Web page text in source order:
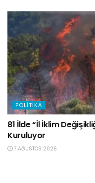
POLITIKA
81 İlde “İl İklim
Kuruluyor
7 AĞUSTOS 2026